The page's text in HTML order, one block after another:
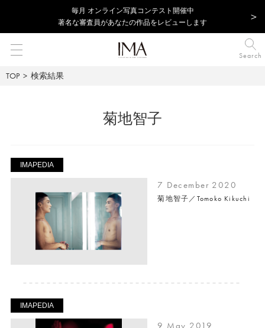
毎⽉ オンライン写真コンテスト開催中
著名な審査員があなたの作品をレビューします
Search
TOP 検索結果
菊地智子
IMAPEDIA
7 December 2020
菊地智子／Tomoko Kikuchi
IMAPEDIA
9 May 2019